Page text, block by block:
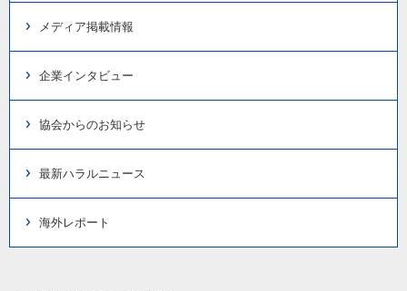
メディア掲載情報
企業インタビュー
協会からのお知らせ
最新ハラルニュース
海外レポート